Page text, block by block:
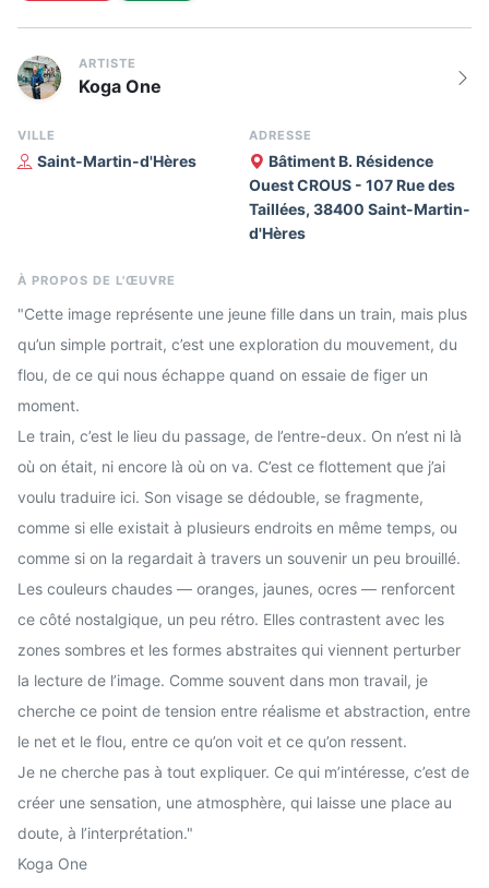
ARTISTE
Koga One
VILLE
Saint-Martin-d'Hères
ADRESSE
Bâtiment B. Résidence
Ouest CROUS - 107 Rue des
Taillées, 38400 Saint-Martin-
d'Hères
À PROPOS DE L'ŒUVRE
"Cette image représente une jeune fille dans un train, mais plus
qu’un simple portrait, c’est une exploration du mouvement, du
flou, de ce qui nous échappe quand on essaie de figer un
moment.
Le train, c’est le lieu du passage, de l’entre-deux. On n’est ni là
où on était, ni encore là où on va. C’est ce flottement que j’ai
voulu traduire ici. Son visage se dédouble, se fragmente,
comme si elle existait à plusieurs endroits en même temps, ou
comme si on la regardait à travers un souvenir un peu brouillé.
Les couleurs chaudes — oranges, jaunes, ocres — renforcent
ce côté nostalgique, un peu rétro. Elles contrastent avec les
zones sombres et les formes abstraites qui viennent perturber
la lecture de l’image. Comme souvent dans mon travail, je
cherche ce point de tension entre réalisme et abstraction, entre
le net et le flou, entre ce qu’on voit et ce qu’on ressent.
Je ne cherche pas à tout expliquer. Ce qui m’intéresse, c’est de
créer une sensation, une atmosphère, qui laisse une place au
doute, à l’interprétation."
Koga One